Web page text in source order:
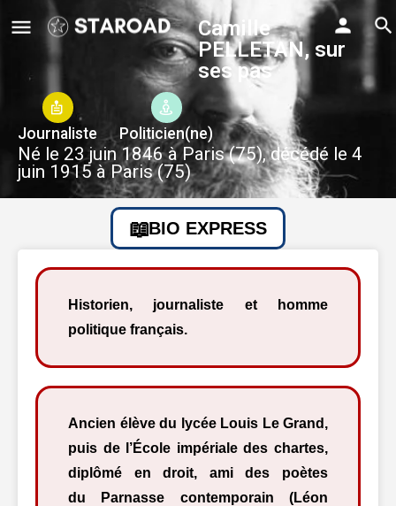
Camille
PELLETAN, sur
ses pas
Journaliste Politicien(ne)
Né le 23 juin 1846 à Paris (75), décédé le 4
juin 1915 à Paris (75)
BIO EXPRESS
Historien, journaliste et homme
politique français.
Ancien élève du lycée Louis Le Grand,
puis de l’École impériale des chartes,
diplômé en droit, ami des poètes
du Parnasse contemporain (Léon